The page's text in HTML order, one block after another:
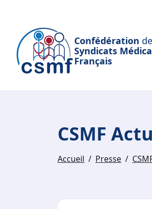
Confédération
Syndicats
Français
CSMF
Accueil Presse